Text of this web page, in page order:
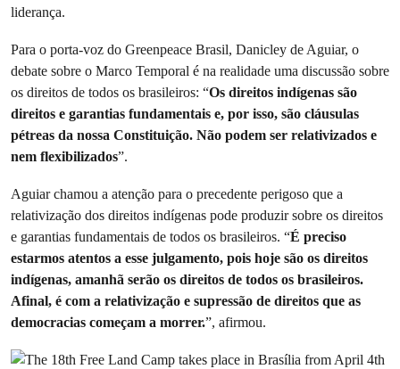
liderança.
Para o porta-voz do Greenpeace Brasil, Danicley de Aguiar, o
debate sobre o Marco Temporal é na realidade uma discussão sobre
os direitos de todos os brasileiros: “Os direitos indígenas são
direitos e garantias fundamentais e, por isso, são cláusulas
pétreas da nossa Constituição. Não podem ser relativizados e
nem flexibilizados”.
Aguiar chamou a atenção para o precedente perigoso que a
relativização dos direitos indígenas pode produzir sobre os direitos
e garantias fundamentais de todos os brasileiros. “É preciso
estarmos atentos a esse julgamento, pois hoje são os direitos
indígenas, amanhã serão os direitos de todos os brasileiros.
Afinal, é com a relativização e supressão de direitos que as
democracias começam a morrer.”, afirmou.